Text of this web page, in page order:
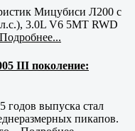
Мицубиси Л200 с
3.0L V6 5MT RWD
Подробнее...
III поколение:
годов выпуска стал
пикапов.